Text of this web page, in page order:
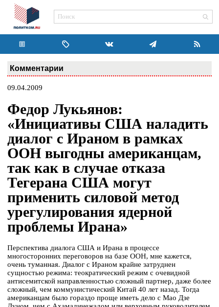
Комментарии
09.04.2009
Федор Лукьянов:
«Инициативы США наладить
диалог с Ираном в рамках
ООН выгодны американцам,
так как в случае отказа
Тегерана США могут
применить силовой метод
урегулирования ядерной
проблемы Ирана»
Перспектива диалога США и Ирана в процессе
многосторонних переговоров на базе ООН, мне кажется,
очень туманная. Диалог с Ираном крайне затруднен
сущностью режима: теократический режим с очевидной
антисемитской направленностью сложный партнер, даже более
сложный, чем коммунистический Китай 40 лет назад. Тогда
американцам было гораздо проще иметь дело с Мао Дзе